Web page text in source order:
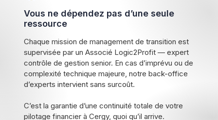
Vous ne dépendez pas d’une seule
ressource
Chaque mission de management de transition est
supervisée par un Associé Logic2Profit — expert
contrôle de gestion senior. En cas d’imprévu ou de
complexité technique majeure, notre back-office
d’experts intervient sans surcoût.
C’est la garantie d’une continuité totale de votre
pilotage financier à Cergy, quoi qu’il arrive.